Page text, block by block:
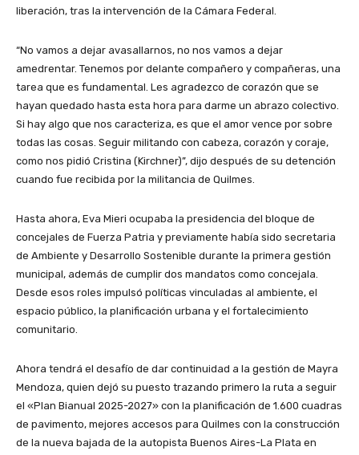
liberación, tras la intervención de la Cámara Federal.
“No vamos a dejar avasallarnos, no nos vamos a dejar
amedrentar. Tenemos por delante compañero y compañeras, una
tarea que es fundamental. Les agradezco de corazón que se
hayan quedado hasta esta hora para darme un abrazo colectivo.
Si hay algo que nos caracteriza, es que el amor vence por sobre
todas las cosas. Seguir militando con cabeza, corazón y coraje,
como nos pidió Cristina (Kirchner)”, dijo después de su detención
cuando fue recibida por la militancia de Quilmes.
Hasta ahora, Eva Mieri ocupaba la presidencia del bloque de
concejales de Fuerza Patria y previamente había sido secretaria
de Ambiente y Desarrollo Sostenible durante la primera gestión
municipal, además de cumplir dos mandatos como concejala.
Desde esos roles impulsó políticas vinculadas al ambiente, el
espacio público, la planificación urbana y el fortalecimiento
comunitario.
Ahora tendrá el desafío de dar continuidad a la gestión de Mayra
Mendoza, quien dejó su puesto trazando primero la ruta a seguir
el «Plan Bianual 2025-2027» con la planificación de 1.600 cuadras
de pavimento, mejores accesos para Quilmes con la construcción
de la nueva bajada de la autopista Buenos Aires-La Plata en